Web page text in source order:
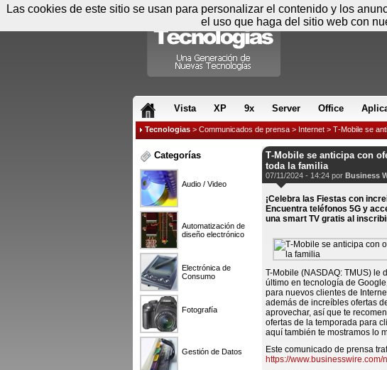
Vista XP 9x Server Office
Tecnologias > Communicados de prensa > Internet > T‑Mobile se
Categorías
Audio / Video
Automatización de
diseño electrónico
Electrónica de
Consumo
Fotografía
Gestión de Datos
T‑Mobile se anticipa con
toda la familia
07/11/2024 - 14:24 por Business
¡Celebra las Fiestas con
Encuentra teléfonos 5G y
una smart TV gratis al
T-Mobile (NASDAQ: TMUS) le
último en tecnología de
para nuevos clientes de
además de increíbles ofertas
aprovechar, así que te
ofertas de la temporada para
aquí también te mostramos lo
Este comunicado de prensa
https://
Las cookies de este sitio se usan para personalizar el contenido y los
el uso que haga del sitio web con